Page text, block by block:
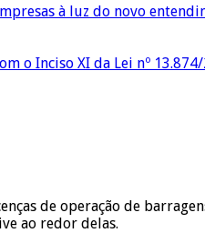
à luz do novo
o Inciso XI da Lei nº
de operação de
ao redor delas.